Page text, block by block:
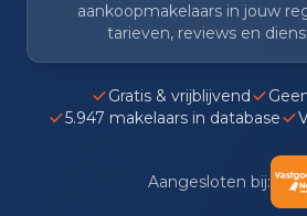
aankoopmakelaars in jouw
tarieven, reviews en
Gratis & vrijblijvend
5.947 makelaars in database
Aangesloten bij: